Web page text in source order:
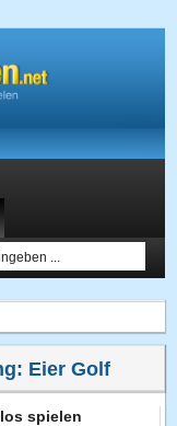
Eier Golf
spielen